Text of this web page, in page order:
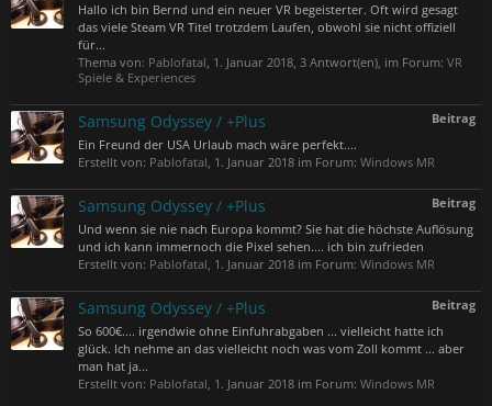
Hallo ich bin Bernd und ein neuer VR begeisterter. Oft wird gesagt
das viele Steam VR Titel trotzdem Laufen, obwohl sie nicht offiziell
für...
Thema von: Pablofatal, 1. Januar 2018, 3 Antwort(en), im Forum: VR
Spiele & Experiences
Beitrag
Samsung Odyssey / +Plus
Ein Freund der USA Urlaub mach wäre perfekt....
Erstellt von: Pablofatal, 1. Januar 2018 im Forum: Windows MR
Beitrag
Samsung Odyssey / +Plus
Und wenn sie nie nach Europa kommt? Sie hat die höchste Auflösung
und ich kann immernoch die Pixel sehen.... ich bin zufrieden
Erstellt von: Pablofatal, 1. Januar 2018 im Forum: Windows MR
Beitrag
Samsung Odyssey / +Plus
So 600€.... irgendwie ohne Einfuhrabgaben ... vielleicht hatte ich
glück. Ich nehme an das vielleicht noch was vom Zoll kommt ... aber
man hat ja...
Erstellt von: Pablofatal, 1. Januar 2018 im Forum: Windows MR